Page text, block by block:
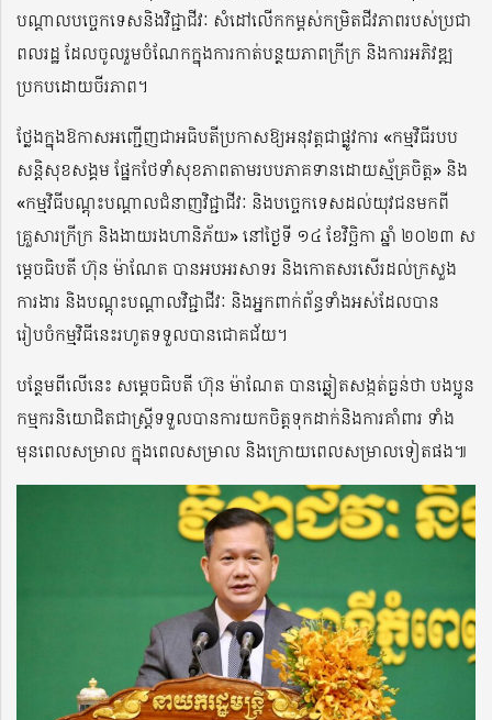
បណ្តាលបច្ចេកទេសនិងវិជ្ជាជីវៈ សំដៅលើកកម្ពស់កម្រិតជីវភាពរបស់ប្រជា
ពលរដ្ឋ ដែលចូលរួមចំណែកក្នុងការកាត់បន្ថយភាពក្រីក្រ និងការអភិវឌ្ឍ
ប្រកបដោយចីរភាព។
ថ្លែងក្នុងឱកាសអញ្ជើញជាអធិបតីប្រកាសឱ្យអនុវត្តជាផ្លូវការ «កម្មវិធីរបប
សន្តិសុខសង្គម ផ្នែកថែទាំសុខភាពតាមរបបភាគទានដោយស្ម័គ្រចិត្ត» និង
«កម្មវិធីបណ្តុះបណ្តាលជំនាញវិជ្ជាជីវៈ និងបច្ចេកទេសដល់យុវជនមកពី
គ្រួសារក្រីក្រ និងងាយរងហានិភ័យ» នៅថ្ងៃទី ១៤ ខែវិច្ឆិកា ឆ្នាំ ២០២៣ ស
ម្តេចធិបតី ហ៊ុន ម៉ាណែត បានអបអរសាទរ និងកោតសរសើរដល់ក្រសួង
ការងារ និងបណ្តុះបណ្តាលវិជ្ជាជីវៈ និងអ្នកពាក់ព័ន្ធទាំងអស់ដែលបាន
រៀបចំកម្មវិធីនេះរហូតទទួលបានជោគជ័យ។
បន្ថែមពីលើនេះ សម្តេចធិបតី ហ៊ុន ម៉ាណែត បានឆ្លៀតសង្កត់ធ្ងន់ថា បងប្អូន
កម្មករនិយោជិតជាស្រ្តីទទួលបានការយកចិត្តទុកដាក់និងការគាំពារ ទាំង
មុនពេលសម្រាល ក្នុងពេលសម្រាល និងក្រោយពេលសម្រាលទៀតផង៕